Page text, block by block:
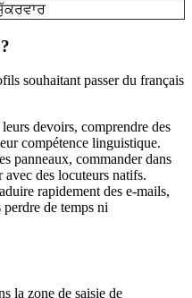
souhaitant passer du français
devoirs, comprendre des
compétence linguistique.
panneaux, commander dans
des locuteurs natifs.
rapidement des e-mails,
perdre de temps ni
la zone de saisie de